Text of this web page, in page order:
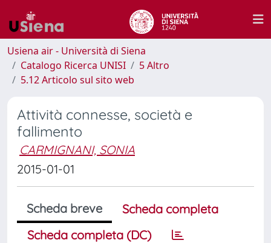
Usiena air - Università di Siena
Catalogo Ricerca UNISI
5 Altro
5.12 Articolo sul sito web
Attività connesse, società e
fallimento
CARMIGNANI, SONIA
2015-01-01
Scheda breve
Scheda completa
Scheda completa (DC)